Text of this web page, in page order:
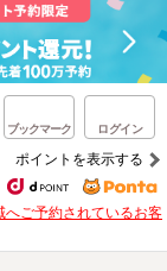
ブックマーク ログイン
ポイントを表示する
へご予約されているお客